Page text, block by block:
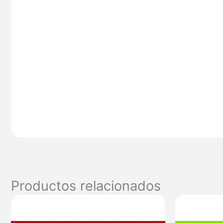
Productos relacionados